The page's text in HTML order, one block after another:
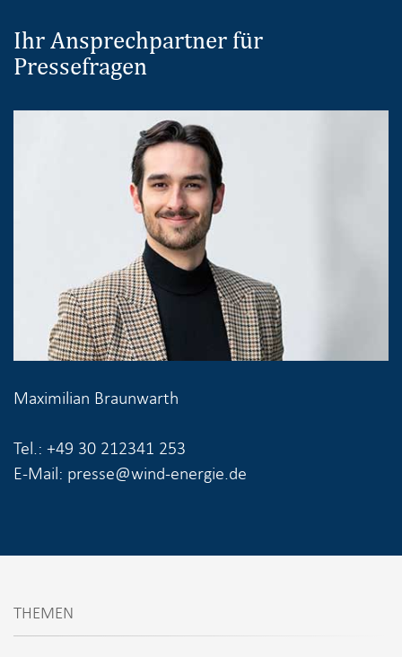
Ihr Ansprechpartner für
Pressefragen
Maximilian Braunwarth
Tel.: +49 30 212341 253
E-Mail: presse@wind-energie.de
THEMEN